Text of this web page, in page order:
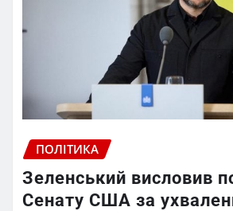
ПОЛІТИКА
Зеленський висловив
Сенату США за